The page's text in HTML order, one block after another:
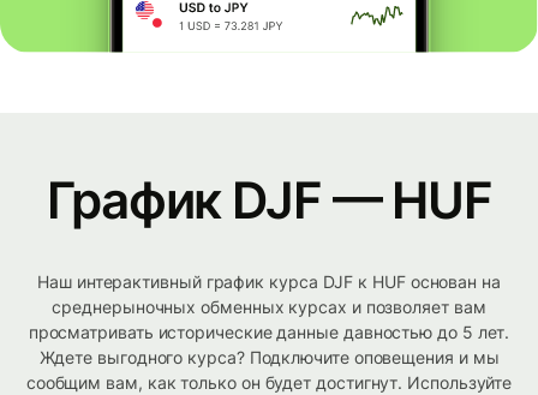
График DJF — HUF
Наш интерактивный график курса DJF к HUF основан на
среднерыночных обменных курсах и позволяет вам
просматривать исторические данные давностью до 5 лет.
Ждете выгодного курса? Подключите оповещения и мы
сообщим вам, как только он будет достигнут. Используйте